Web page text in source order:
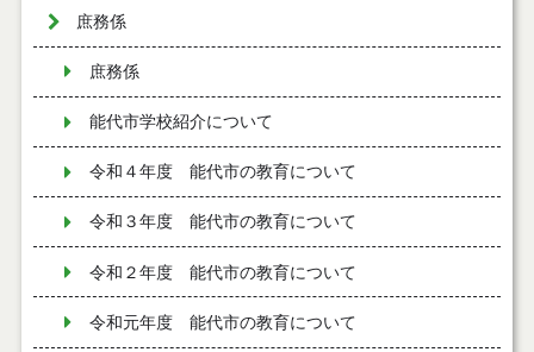
庶務係
庶務係
能代市学校紹介について
令和４年度 能代市の教育について
令和３年度 能代市の教育について
令和２年度 能代市の教育について
令和元年度 能代市の教育について